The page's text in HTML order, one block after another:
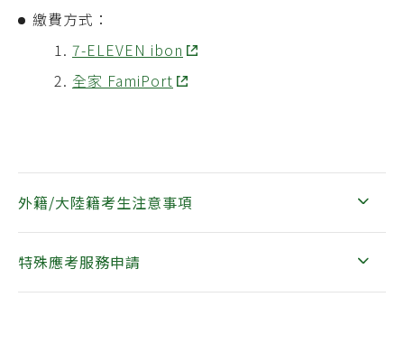
繳費方式：
7-ELEVEN ibon
全家 FamiPort
外籍/大陸籍考生注意事項
特殊應考服務申請